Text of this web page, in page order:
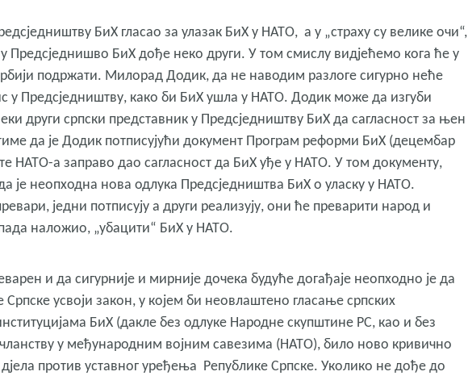
БиХ гласао за улазак БиХ у НАТО, а у „страху су велике очи“,
Предсједнишво БиХ дође неко други. У том смислу видјећемо кога ће у
подржати. Милорад Додик, да не наводим разлоге сигурно неће
у Предсједништву, како би БиХ ушла у НАТО. Додик може да изгуби
други српски представник у Предсједништву БиХ да сагласност за њен
да је Додик потписујући документ Програм реформи БиХ (децембар
НАТО-а заправо дао сагласност да БиХ уђе у НАТО. У том документу,
је неопходна нова одлука Предсједништва БиХ о уласку у НАТО.
једни потписују а други реализују, они ће преварити народ и
наложио, „убацити“ БиХ у НАТО.
и да сигурније и мирније дочека будуће догађаје неопходно је да
усвоји закон, у којем би неовлаштено гласање српских
БиХ (дакле без одлуке Народне скупштине РС, као и без
у међународним војним савезима (НАТО), било ново кривично
против уставног уређења Републике Српске. Уколико не дође до